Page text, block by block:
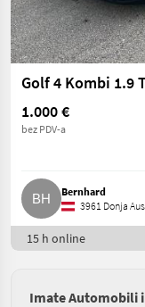
Golf 4 Kombi 1.9
1.000 €
bez PDV-a
Bernhard
3961 Donja
15 h online
Imate Automobili